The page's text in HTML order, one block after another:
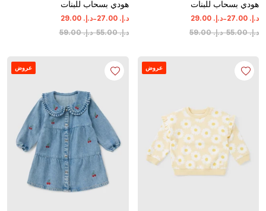
هودي بسحاب للبنات
د.إ. 27.00
-د.إ. 29.00
د.إ.‏
55.00
-د.إ.‏
59.00
هودي بسحاب للبنات
د.إ. ‏
27.00
-د.إ. ‏
29.00
د.إ.‏
55.00
-د.إ.‏
59.00
عروض عروض